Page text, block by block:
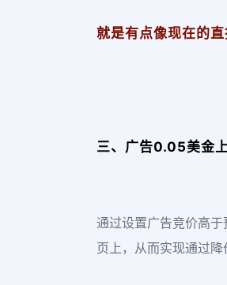
就是有点像现在的
三、广告0.05美金
通过设置广告竞价高
页上，从而实现通过降